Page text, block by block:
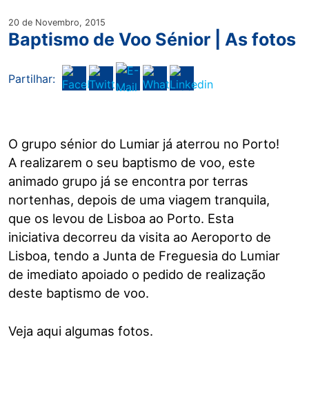
20 de Novembro, 2015
Baptismo de Voo Sénior | As fotos
Partilhar:
O grupo sénior do Lumiar já aterrou no Porto!
A realizarem o seu baptismo de voo, este
animado grupo já se encontra por terras
nortenhas, depois de uma viagem tranquila,
que os levou de Lisboa ao Porto. Esta
iniciativa decorreu da visita ao Aeroporto de
Lisboa, tendo a Junta de Freguesia do Lumiar
de imediato apoiado o pedido de realização
deste baptismo de voo.
Veja aqui algumas fotos.